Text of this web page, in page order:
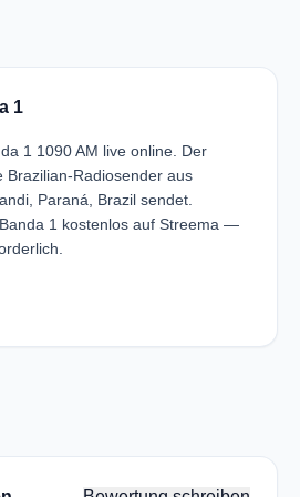
1
1 1090 AM live online. Der
Brazilian-Radiosender aus
Paraná, Brazil sendet.
1 kostenlos auf Streema —